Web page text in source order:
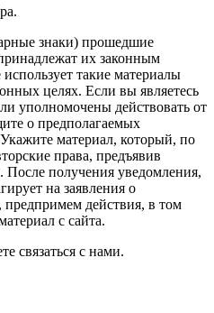
знаки) прошедшие
их законным
такие материалы
целях. Если вы являетесь
уполномочены действовать от
о предполагаемых
материал, который, по
права, предъявив
После получения уведомления,
на заявления о
предпримем действия, в том
с сайта.
связаться с нами.